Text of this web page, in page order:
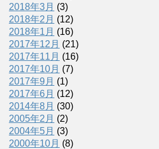
2018年3月 (3)
2018年2月 (12)
2018年1月 (16)
2017年12月 (21)
2017年11月 (16)
2017年10月 (7)
2017年9月 (1)
2017年6月 (12)
2014年8月 (30)
2005年2月 (2)
2004年5月 (3)
2000年10月 (8)